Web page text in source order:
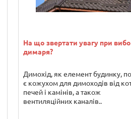
На що звертати увагу при
димаря?
Димохід, як елемент будинку, по
є кожухом для димоходів від
печей і камінів, а також
вентиляційних каналів..